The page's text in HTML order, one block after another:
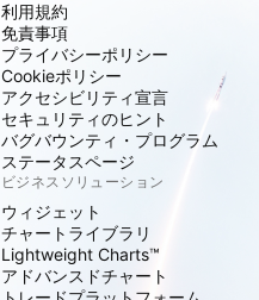
利用規約
免責事項
プライバシーポリシー
Cookieポリシー
アクセシビリティ宣言
セキュリティのヒント
バグバウンティ・プログラム
ステータスページ
ビジネスソリューション
ウィジェット
チャートライブラリ
Lightweight Charts™
アドバンスドチャート